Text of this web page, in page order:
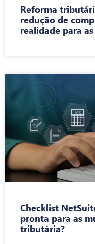
Reforma
redução de
realidade para
Checklist
pronta para as
tributária?